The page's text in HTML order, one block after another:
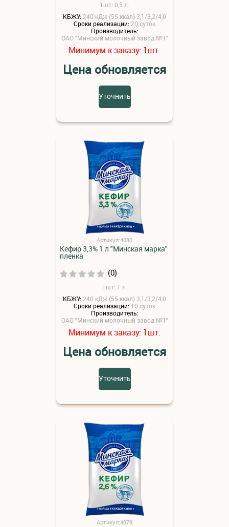
1шт: 0,5 л.
КБЖУ: 240 кДж (55 ккал) 3,1/3,2/4,0
Сроки реализации: 20 суток
Производитель:
ОАО "Минский молочный завод №1"
Минимум к заказу: 1шт.
Цена обновляется
Уточнить
Артикул:4080
Кефир 3,3% 1 л "Минская марка"
пленка
(0)
1шт: 1 л.
КБЖУ: 240 кДж (55 ккал) 3,1/3,2/4,0
Сроки реализации: 10 суток
Производитель:
ОАО "Минский молочный завод №1"
Минимум к заказу: 1шт.
Цена обновляется
Уточнить
Артикул:4079